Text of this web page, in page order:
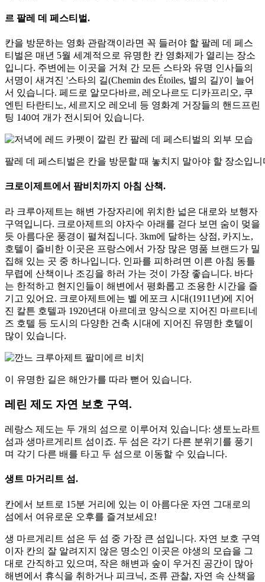
르 팔레 데 페스티벌.
칸을 방문하는 영화 관람객이라면 꼭 들러야 할 팔레 데 페스
티벌은 매년 5월 세계적으로 유명한 칸 영화제가 열리는 장소
입니다. 주변에는 이곳을 거쳐 간 모든 스타와 유명 인사들의
서명이 새겨진 '스타의 길(Chemin des Étoiles, 별의 길)'이 늘어
서 있습니다. 페드로 알모다바르, 레오나르도 디카프리오, 쿠
엔틴 타란티노, 세르지오 레오네 등 영화계 거장들의 핸드프린
팅 140여 개가 전시되어 있습니다.
팔레 데 페스티벌은 칸을 방문할 때 놓치지 말아야 할 장소입니
크로이제트에서 팜비치까지 아침 산책.
라 크루아제트는 해변 가장자리에 위치한 넓은 대로와 보행자
구역입니다. 크로아제트의 야자수 아래를 걷다 보면 숨이 멎을
듯 아름다운 풍경이 펼쳐집니다. 3km에 달하는 상점, 카지노,
호텔이 즐비한 이곳은 프랑스에서 가장 많은 명품 브랜드가 밀
집해 있는 곳 중 하나입니다. 인파를 피하려면 이른 아침 동틀
무렵에 산책이나 조깅을 하러 가는 것이 가장 좋습니다. 바다
는 한적하고 현지인들이 해변에서 평화롭고 조용한 시간을 즐
기고 있어요. 크로아제트에는 벨 에포크 시대(1911년)에 지어
진 칼튼 호텔과 1920년대 아르데코 양식으로 지어진 마르티네
즈 호텔 등 도시의 다양한 건축 시대에 지어진 유명한 호텔이
많이 있습니다.
이 유명한 길은 해안가를 따라 뻗어 있습니다.
레린 제도 자연 보호 구역.
레랑스 제도는 두 개의 섬으로 이루어져 있습니다: 생토노라트
섬과 생마르게리트 섬이죠. 두 섬은 각기 다른 분위기를 풍기
며 각기 다른 배를 타고 두 섬으로 이동할 수 있습니다.
생트 마거리트 섬.
칸에서 보트로 15분 거리에 있는 이 아름다운 자연 그대로의
섬에서 여유로운 오후를 즐겨보세요!
생 마르게리트 섬은 두 섬 중 가장 큰 섬입니다. 자연 보호 구역
이자 칸의 잘 알려지지 않은 명소인 이곳은 야생의 모습을 그
대로 간직하고 있으며, 작은 해변과 숲이 우거진 공간이 많아
해변에서 휴식을 취하거나 피크닉, 조류 관찰, 자연 속 산책을